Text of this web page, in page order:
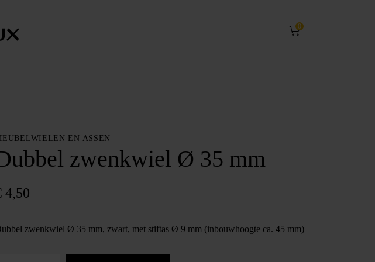
0
EN ASSEN
zwenkwiel Ø 35 mm
4,50
zwenkwiel Ø 35 mm, zwart, met stiftas Ø 9 mm (inbouwhoogte ca. 45 mm)